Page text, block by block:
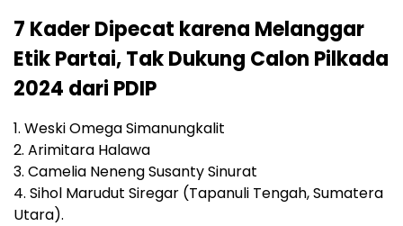
7 Kader Dipecat karena Melanggar
Etik Partai, Tak Dukung Calon Pilkada
2024 dari PDIP
1. Weski Omega Simanungkalit
2. Arimitara Halawa
3. Camelia Neneng Susanty Sinurat
4. Sihol Marudut Siregar (Tapanuli Tengah, Sumatera
Utara).